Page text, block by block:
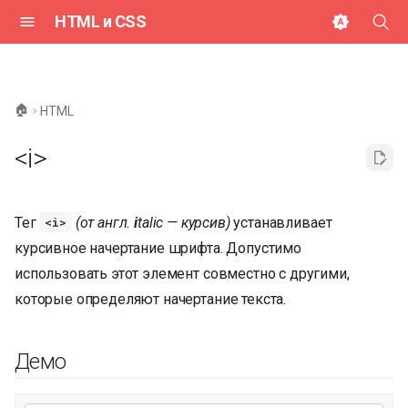
HTML и CSS
ц
л
а
🏠 HTML
<i>
Тег <i> (от англ.italic — курсив)устанавливает
курсивное начертание шрифта. Допустимо
использовать этот элемент совместно с другими,
которые определяют начертание текста.
Демо